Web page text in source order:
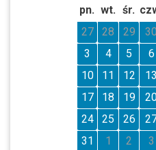
pn. wt. śr.
27
28 29 30
3
4 5 6
10
11 12 13
17
18 19
24
25 26
31
1 2 3